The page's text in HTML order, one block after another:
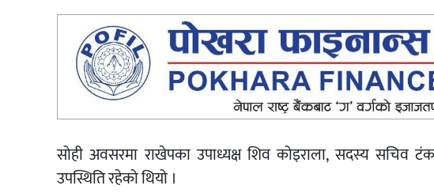
सोही अवसरमा राखेपका उपाध्यक्ष शिव कोइराला, सदस्य सचिव
उपस्थिति रहेको थियो ।